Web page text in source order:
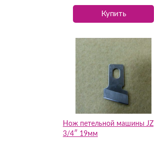
Купить
Нож петельной машины JZ
3/4″ 19мм